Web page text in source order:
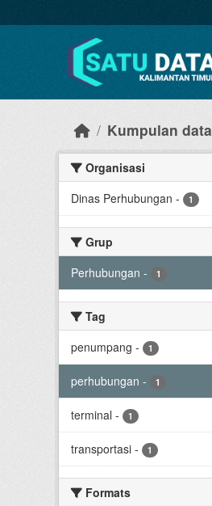
Kumpulan data
Organisasi
Dinas Perhubungan - 1
Grup
Perhubungan - 1
Tag
penumpang - 1
perhubungan - 1
terminal - 1
transportasi - 1
Formats